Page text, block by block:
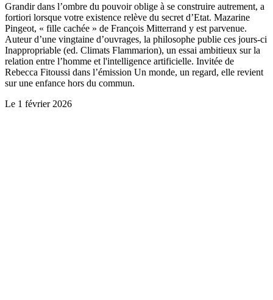
Grandir dans l’ombre du pouvoir oblige à se construire autrement, a
fortiori lorsque votre existence relève du secret d’Etat. Mazarine
Pingeot, « fille cachée » de François Mitterrand y est parvenue.
Auteur d’une vingtaine d’ouvrages, la philosophe publie ces jours-ci
Inappropriable (ed. Climats Flammarion), un essai ambitieux sur la
relation entre l’homme et l'intelligence artificielle. Invitée de
Rebecca Fitoussi dans l’émission Un monde, un regard, elle revient
sur une enfance hors du commun.
Le 1 février 2026